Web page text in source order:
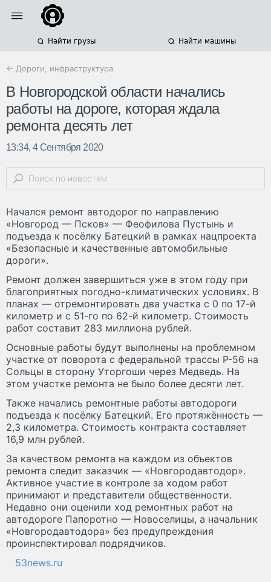
Найти грузы Найти машины
← Дороги, инфраструктура
В Новгородской области начались
работы на дороге, которая ждала
ремонта десять лет
13:34, 4 Сентября 2020
Начался ремонт автодорог по направлению
«Новгород — Псков» — Феофилова Пустынь и
подъезда к посёлку Батецкий в рамках нацпроекта
«Безопасные и качественные автомобильные
дороги».
Ремонт должен завершиться уже в этом году при
благоприятных погодно-климатических условиях. В
планах — отремонтировать два участка с 0 по 17-й
километр и с 51-го по 62-й километр. Стоимость
работ составит 283 миллиона рублей.
Основные работы будут выполнены на проблемном
участке от поворота с федеральной трассы Р-56 на
Сольцы в сторону Уторгоши через Медведь. На
этом участке ремонта не было более десяти лет.
Также начались ремонтные работы автодороги
подъезда к посёлку Батецкий. Его протяжённость —
2,3 километра. Стоимость контракта составляет
16,9 млн рублей.
За качеством ремонта на каждом из объектов
ремонта следит заказчик — «Новгородавтодор».
Активное участие в контроле за ходом работ
принимают и представители общественности.
Недавно они оценили ход ремонтных работ на
автодороге Папоротно — Новоселицы, а начальник
«Новгородавтодора» без предупреждения
проинспектировал подрядчиков.
53news.ru